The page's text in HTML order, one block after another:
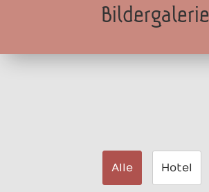
Bildergalerie
Alle Hotel